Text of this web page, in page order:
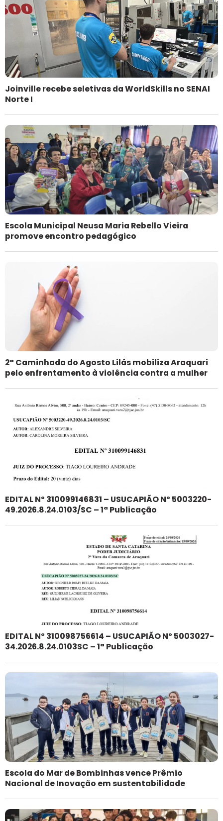
Joinville recebe seletivas da WorldSkills no SENAI
Norte I
Escola Municipal Neusa Maria Rebello Vieira
promove encontro pedagógico
2ª Caminhada do Agosto Lilás mobiliza Araquari
pelo enfrentamento à violência contra a mulher
EDITAL Nº 310099146831 – USUCAPIÃO Nº 5003220-
49.2026.8.24.0103/SC – 1ª Publicação
EDITAL Nº 310098756614 – USUCAPIÃO Nº 5003027-
34.2026.8.24.0103SC – 1ª Publicação
Escola do Mar de Bombinhas vence Prêmio
Nacional de Inovação em sustentabilidade